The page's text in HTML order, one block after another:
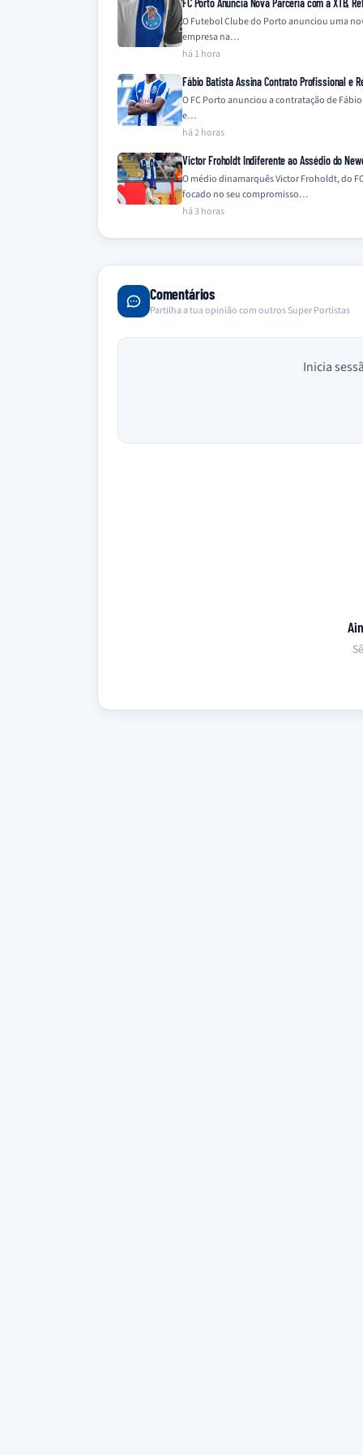
O Futebol Clube do Porto anunciou uma
empresa na…
há 1 hora
Fábio Batista Assina Contrato Profissional e
O FC Porto anunciou a contratação de
e…
há 2 horas
Victor Froholdt Indiferente ao Assédio do
O médio dinamarquês Victor Froholdt, do
focado no seu compromisso…
há 3 horas
Comentários
Partilha a tua opinião com outros Super Portistas
Inicia